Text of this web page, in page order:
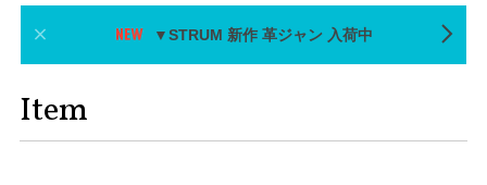
▼STRUM 新作 革ジャン 入荷中
Item